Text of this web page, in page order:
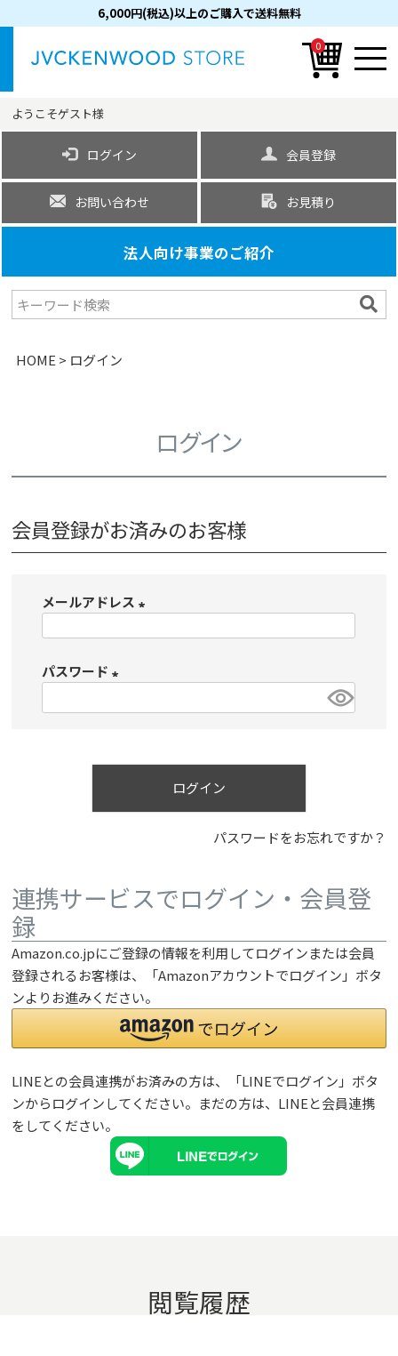
6,000円(税込)以上のご購入で送料無料
0
ようこそゲスト様
ログイン 会員登録
お問い合わせ お見積り
法人向け事業のご紹介
HOME ログイン
ログイン
会員登録がお済みのお客様
メールアドレス
パスワード
)
ログイン
パスワードをお忘れですか？
連携サービスでログイン・会員登
録
Amazon.co.jpにご登録の情報を利用してログインまたは会員
登録されるお客様は、「Amazonアカウントでログイン」ボタ
ンよりお進みください。
LINEとの会員連携がお済みの方は、「LINEでログイン」ボタ
ンからログインしてください。まだの方は、 LINEと会員連携
をしてください。
閲覧履歴